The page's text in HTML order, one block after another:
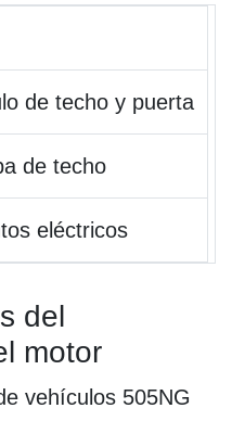
de techo y puerta
de techo
eléctricos
del
motor
vehículos 505NG